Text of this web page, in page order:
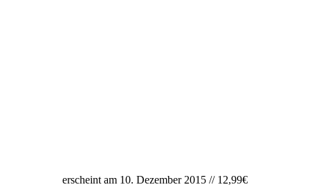
erscheint am 10. Dezember 2015 // 12,99€